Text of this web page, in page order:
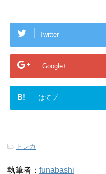
Twitter
Google+
B! はてブ
- トレカ
執筆者： funabashi